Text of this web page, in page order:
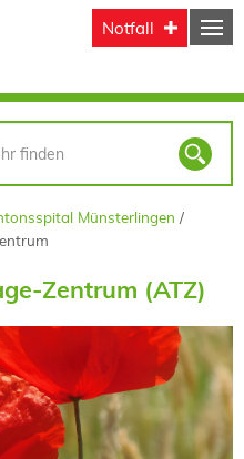
Notfall
Münsterlingen
Zentrum (ATZ)